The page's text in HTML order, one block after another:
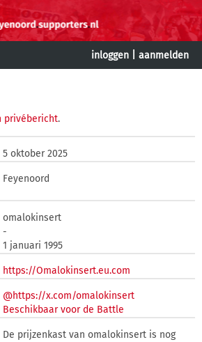
inloggen aanmelden
privébericht.
5 oktober 2025
Feyenoord
omalokinsert
-
1 januari 1995
https://Omalokinsert.eu.com
@https://x.com/omalokinsert
Beschikbaar voor de Battle
De prijzenkast van omalokinsert is nog